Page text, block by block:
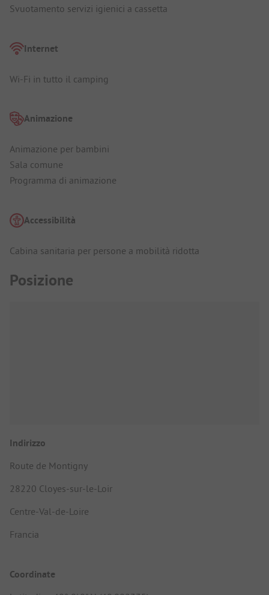
Svuotamento servizi igienici a cassetta
Internet
Wi-Fi in tutto il camping
Animazione
Animazione per bambini
Sala comune
Programma di animazione
Accessibilità
Cabina sanitaria per persone a mobilità ridotta
Posizione
Indirizzo
Route de Montigny
28220 Cloyes-sur-le-Loir
Centre-Val-de-Loire
Francia
Coordinate